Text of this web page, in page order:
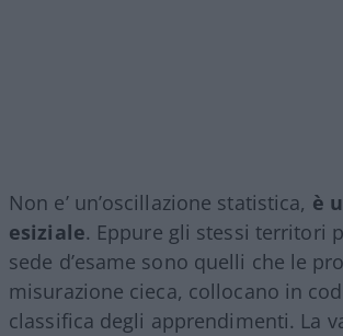
Non e’ un’oscillazione statistica, è
esiziale. Eppure gli stessi territori
sede d’esame sono quelli che le
misurazione cieca, collocano in
classifica degli apprendimenti. La